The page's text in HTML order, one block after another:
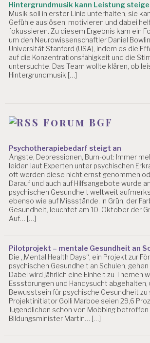
Hintergrundmusik kann Leistung
Musik soll in erster Linie unterhalten, sie
Gefühle auslösen, motivieren und dabei
fokussieren. Zu diesem Ergebnis kam ein
um den Neurowissenschaftler Daniel
Universität Stanford (USA), indem es die
auf die Konzentrationsfähigkeit und die
untersuchte. Das Team wollte klären, ob
Hintergrundmusik […]
Forum BGF
Psychotherapiebedarf steigt an
Ängste, Depressionen, Burn-out: Immer
leiden laut Experten unter psychischen
oft werden diese nicht ernst genommen
Darauf und auch auf Hilfsangebote wurde
psychischen Gesundheit weltweit
ebenso wie auf Missstände. In Grün, der
Gesundheit, leuchtet am 10. Oktober der
Auf… […]
Pilotprojekt – mentale Gesundheit an
Die „Mental Health Days“, ein Projekt zur
psychischen Gesundheit an Schulen, gehen
Dabei wird jährlich eine Einheit zu Themen
Essstörungen und Handysucht abgehalten,
Bewusstsein für psychische Gesundheit zu
Projektinitiator Golli Marboe seien 29,6
Jugendlichen schon von Mobbing betroffen
Bildungsminister Martin… […]